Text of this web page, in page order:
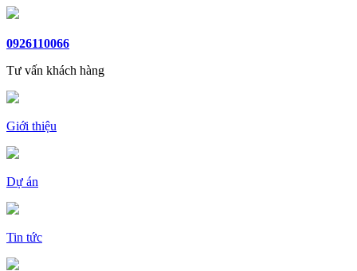
0926110066
Tư vấn khách hàng
Giới thiệu
Dự án
Tin tức